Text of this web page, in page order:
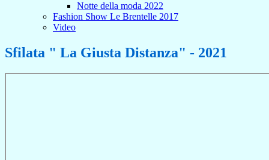
Notte della moda 2022
Fashion Show Le Brentelle 2017
Video
Sfilata " La Giusta Distanza" - 2021